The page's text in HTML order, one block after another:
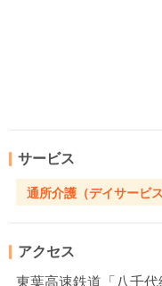
サービス
通所介護（デイサービス
アクセス
東葉高速鉄道「八千